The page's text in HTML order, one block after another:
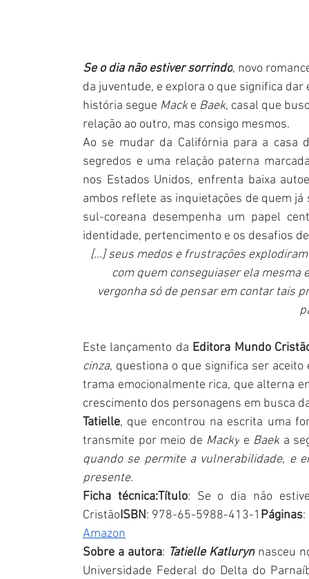
Se o dia não estiver sorrindo, novo
da juventude, e explora o que significa
história segue Mack e Baek, casal que
relação ao outro, mas consigo mesmos.
Ao se mudar da Califórnia para a casa
segredos e uma relação paterna
nos Estados Unidos, enfrenta baixa
ambos reflete as inquietações de quem
sul-coreana desempenha um papel
identidade, pertencimento e os desafios
[...] seus medos e frustrações
com quem conseguiaser ela
vergonha só de pensar em contar tais
Este lançamento da Editora Mundo
cinza, questiona o que significa ser
trama emocionalmente rica, que alterna
crescimento dos personagens em busca
Tatielle, que encontrou na escrita uma
transmite por meio de Macky e Baek a
quando se permite a vulnerabilidade, e
presente.
Ficha técnica:Título: Se o dia não
CristãoISBN: 978-65-5988-413-1 Páginas:
Amazon
Sobre a autora: Tatielle Katluryn nasceu
Universidade Federal do Delta do